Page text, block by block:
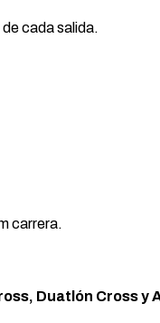
cada salida.
carrera.
Duatlón Cross y